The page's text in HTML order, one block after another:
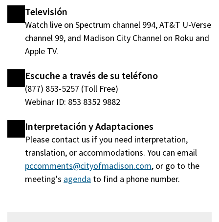
Televisión
Watch live on Spectrum channel 994, AT&T U-Verse
channel 99, and Madison City Channel on Roku and
Apple TV.
Escuche a través de su teléfono
(877) 853-5257 (Toll Free)
Webinar ID: 853 8352 9882
Interpretación y Adaptaciones
Please contact us if you need interpretation,
translation, or accommodations. You can email
pccomments@cityofmadison.com, or go to the
meeting's agenda (abre
to find a phone number.